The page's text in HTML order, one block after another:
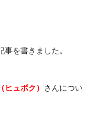
を書きました。
ヒュボク）
さんについ